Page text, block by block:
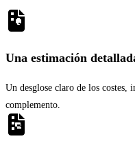
Una estimación
Un desglose claro de los
complemento.